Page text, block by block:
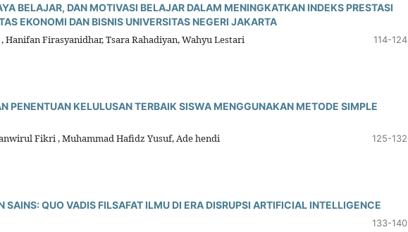
BELAJAR, DAN MOTIVASI BELAJAR DALAM MENINGKATKAN INDEKS PRESTASI
EKONOMI DAN BISNIS UNIVERSITAS NEGERI JAKARTA
Firasyanidhar, Tsara Rahadiyan, Wahyu Lestari 114-124
PENENTUAN KELULUSAN TERBAIK SISWA MENGGUNAKAN METODE SIMPLE
Fikri , Muhammad Hafidz Yusuf, Ade hendi 125-132
SAINS: QUO VADIS FILSAFAT ILMU DI ERA DISRUPSI ARTIFICIAL INTELLIGENCE
133-140